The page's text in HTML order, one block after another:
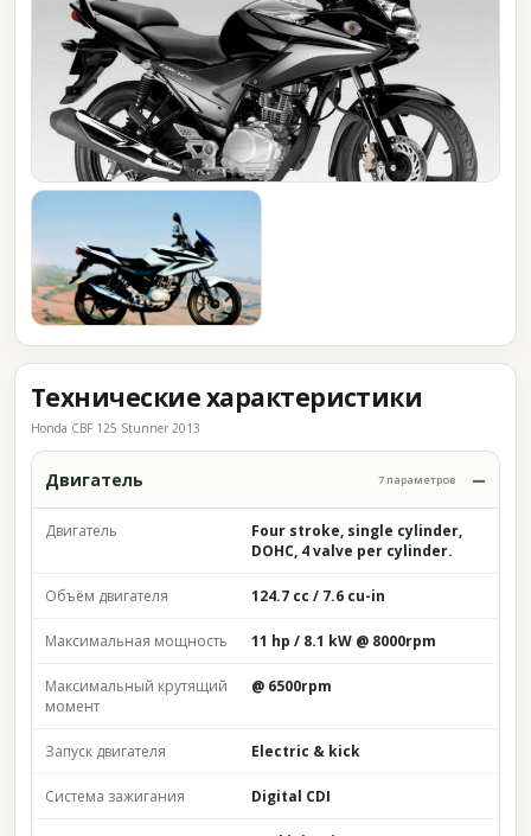
Технические характеристики
Honda CBF 125 Stunner 2013
Двигатель 7 параметров
Двигатель
Four stroke, single cylinder,
DOHC, 4 valve per cylinder.
Объём двигателя 124.7 cc / 7.6 cu-in
Максимальная мощность 11 hp / 8.1 kW @ 8000rpm
Максимальный крутящий
момент
@ 6500rpm
Запуск двигателя Electric & kick
Система зажигания Digital CDI